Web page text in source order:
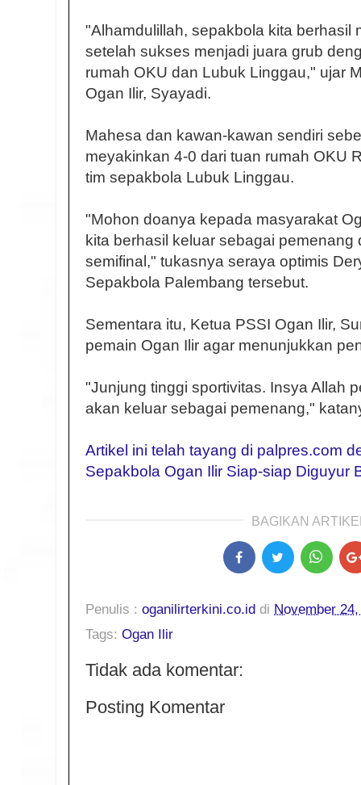
"Alhamdulillah, sepakbola kita berhasil
setelah sukses menjadi juara grub
rumah OKU dan Lubuk Linggau," ujar
Ogan Ilir, Syayadi.
Mahesa dan kawan-kawan sendiri
meyakinkan 4-0 dari tuan rumah OKU
tim sepakbola Lubuk Linggau.
"Mohon doanya kepada masyarakat
kita berhasil keluar sebagai
semifinal," tukasnya seraya optimis
Sepakbola Palembang tersebut.
Sementara itu, Ketua PSSI Ogan Ilir,
pemain Ogan Ilir agar menunjukkan
"Junjung tinggi sportivitas. Insya Allah
akan keluar sebagai pemenang,"
Artikel ini telah tayang di palpres.com
Sepakbola Ogan Ilir Siap-siap Diguyur
BAGIKAN
Penulis : oganilirterkini.co.id di November
Tags: Ogan Ilir
Tidak ada komentar:
Posting Komentar